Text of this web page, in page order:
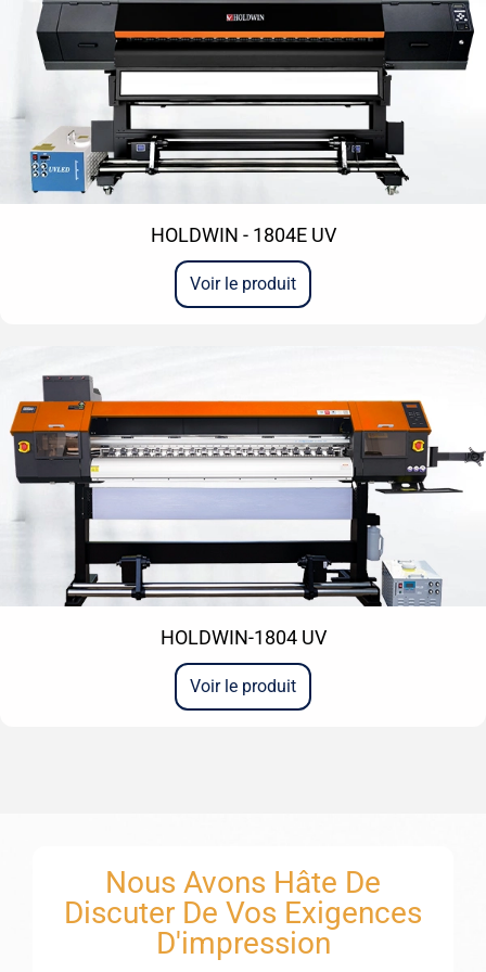
HOLDWIN - 1804E UV
Voir le produit
HOLDWIN-1804 UV
Voir le produit
Nous Avons Hâte De
Discuter De Vos Exigences
D'impression